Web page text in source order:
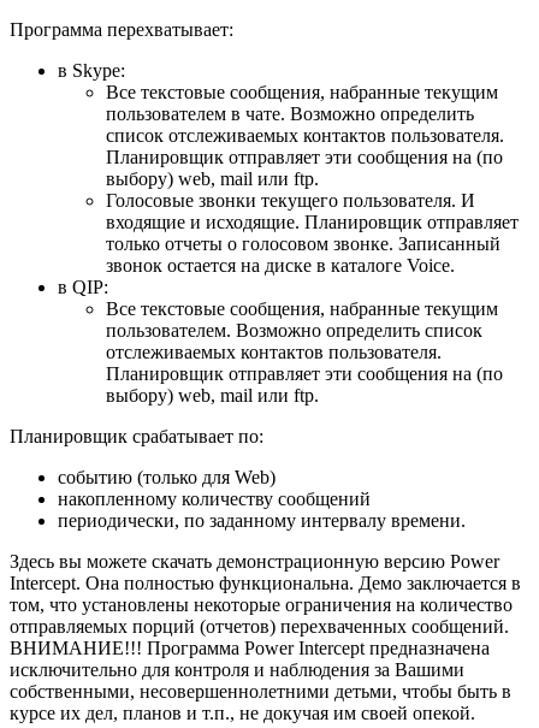
Программа перехватывает:
в Skype:
Все текстовые сообщения, набранные текущим
пользователем в чате. Возможно определить
список отслеживаемых контактов пользователя.
Планировщик отправляет эти сообщения на (по
выбору) web, mail или ftp.
Голосовые звонки текущего пользователя. И
входящие и исходящие. Планировщик отправляет
только отчеты о голосовом звонке. Записанный
звонок остается на диске в каталоге Voice.
в QIP:
Все текстовые сообщения, набранные текущим
пользователем. Возможно определить список
отслеживаемых контактов пользователя.
Планировщик отправляет эти сообщения на (по
выбору) web, mail или ftp.
Планировщик срабатывает по:
событию (только для Web)
накопленному количеству сообщений
периодически, по заданному интервалу времени.
Здесь вы можете скачать демонстрационную версию Power
Intercept. Она полностью функциональна. Демо заключается в
том, что установлены некоторые ограничения на количество
отправляемых порций (отчетов) перехваченных сообщений.
ВНИМАНИЕ!!! Программа Power Intercept предназначена
исключительно для контроля и наблюдения за Вашими
собственными, несовершеннолетними детьми, чтобы быть в
курсе их дел, планов и т.п., не докучая им своей опекой.